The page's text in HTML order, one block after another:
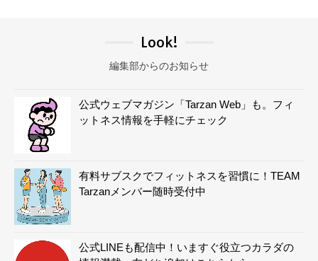
Look!
編集部からのお知らせ
公式ウェブマガジン「Tarzan Web」も。フィ
ットネス情報を手軽にチェック
有料サブスクでフィットネスを習慣に！TEAM
Tarzanメンバー随時受付中
公式LINEも配信中！いますぐ役立つカラダの